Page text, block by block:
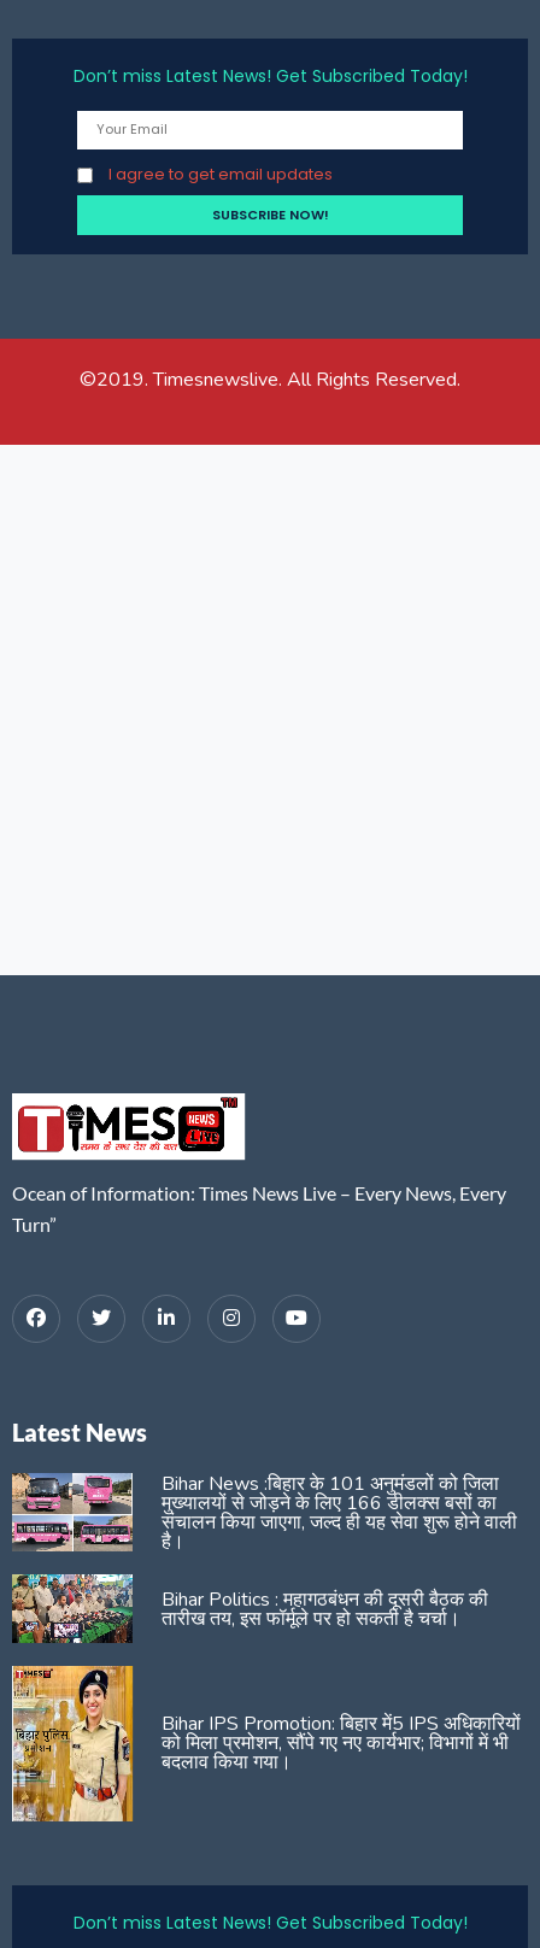
Don’t miss Latest News! Get Subscribed Today!
I agree to get email updates
©2019. Timesnewslive. All Rights Reserved.
Ocean of Information: Times News Live – Every News, Every
Turn”
Latest News
Bihar News :बिहार के 101 अनुमंडलों को जिला
मुख्यालयों से जोड़ने के लिए 166 डीलक्स बसों का
संचालन किया जाएगा, जल्द ही यह सेवा शुरू होने वाली
है।
Bihar Politics : महागठबंधन की दूसरी बैठक की
तारीख तय, इस फॉर्मूले पर हो सकती है चर्चा।
Bihar IPS Promotion: बिहार में5 IPS अधिकारियों
को मिला प्रमोशन, सौंपे गए नए कार्यभार; विभागों में भी
बदलाव किया गया।
Don’t miss Latest News! Get Subscribed Today!